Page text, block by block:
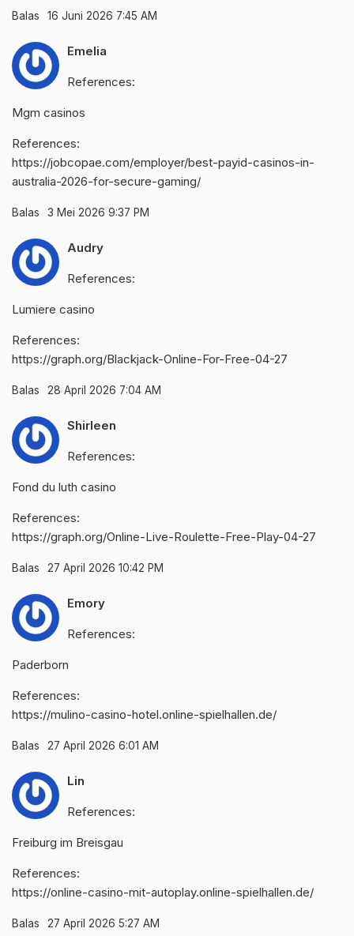
Balas 16 Juni 2026 7:45 AM
Emelia
References:
Mgm casinos
References:
https://jobcopae.com/employer/best-payid-casinos-in-
australia-2026-for-secure-gaming/
Balas 3 Mei 2026 9:37 PM
Audry
References:
Lumiere casino
References:
https://graph.org/Blackjack-Online-For-Free-04-27
Balas 28 April 2026 7:04 AM
Shirleen
References:
Fond du luth casino
References:
https://graph.org/Online-Live-Roulette-Free-Play-04-27
Balas 27 April 2026 10:42 PM
Emory
References:
Paderborn
References:
https://mulino-casino-hotel.online-spielhallen.de/
Balas 27 April 2026 6:01 AM
Lin
References:
Freiburg im Breisgau
References:
https://online-casino-mit-autoplay.online-spielhallen.de/
Balas 27 April 2026 5:27 AM